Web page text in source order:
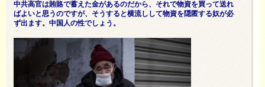
中共高官は賄賂で蓄えた金があるのだから、それで物資を買って送れ
ばよいと思うのですが、そうすると横流しして物資を隠匿する奴が必
ず出ます。中国人の性でしょう。